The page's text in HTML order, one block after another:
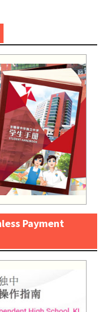
Payment